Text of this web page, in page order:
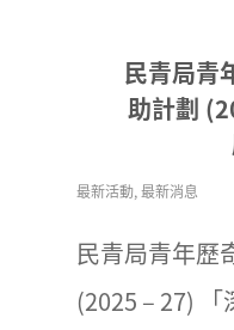
民青局青
助計劃
最新活動, 最新消息
民青局青年歷
(2025 – 27)